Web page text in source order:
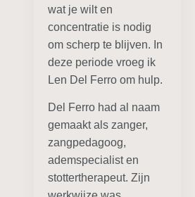
wat je wilt en
concentratie is nodig
om scherp te blijven. In
deze periode vroeg ik
Len Del Ferro om hulp.
Del Ferro had al naam
gemaakt als zanger,
zangpedagoog,
ademspecialist en
stottertherapeut. Zijn